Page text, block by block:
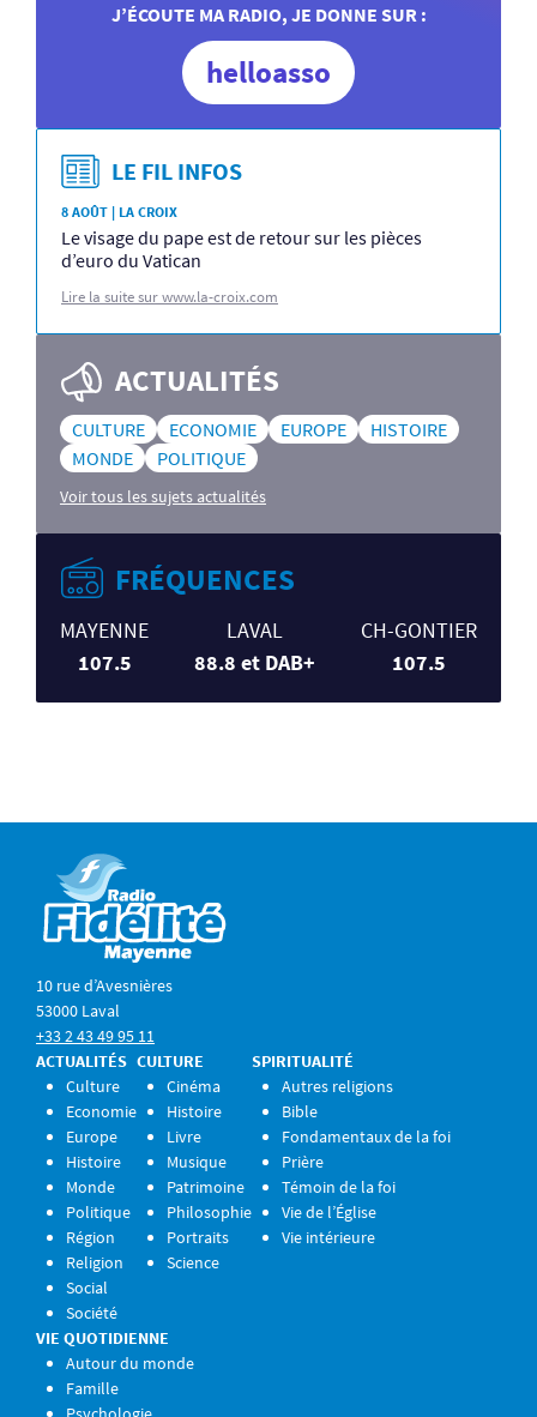
J’ÉCOUTE MA RADIO, JE DONNE SUR :
helloasso
LE FIL INFOS
8 AOÛT | LA CROIX
Le visage du pape est de retour sur les pièces
d’euro du Vatican
Lire la suite sur www.la-croix.com
ACTUALITÉS
CULTURE ECONOMIE EUROPE
HISTOIRE
MONDE
POLITIQUE
Voir tous les sujets actualités
FRÉQUENCES
MAYENNE
107.5
LAVAL
88.8 et DAB+
CH-GONTIER
107.5
10 rue d’Avesnières
53000 Laval
+33 2 43 49 95 11
ACTUALITÉS
Culture
Economie
Europe
Histoire
Monde
Politique
Région
Religion
Social
Société
CULTURE
Cinéma
Histoire
Livre
Musique
Patrimoine
Philosophie
Portraits
Science
SPIRITUALITÉ
Autres religions
Bible
Fondamentaux de la foi
Prière
Témoin de la foi
Vie de l’Église
Vie intérieure
VIE QUOTIDIENNE
Autour du monde
Famille